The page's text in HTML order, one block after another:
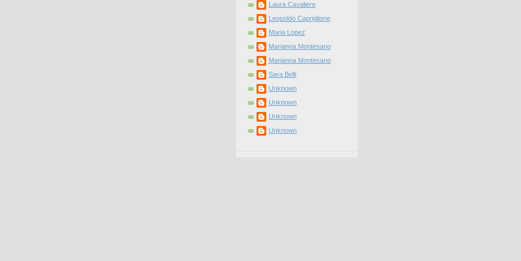
Laura Cavaliere
Leopoldo Capriglione
Maria Lopez
Marianna Montesano
Marianna Montesano
Sara Belli
Unknown
Unknown
Unknown
Unknown